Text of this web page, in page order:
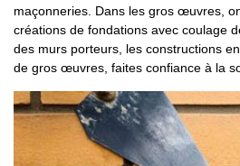
maçonneries. Dans les gros œuvres,
créations de fondations avec coulage
des murs porteurs, les constructions
de gros œuvres, faites confiance à la